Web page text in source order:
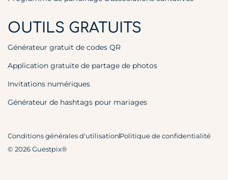
OUTILS GRATUITS
Générateur gratuit de codes QR
Application gratuite de partage de photos
Invitations numériques
Générateur de hashtags pour mariages
© 2026 Guestpix®
Conditions générales d'utilisationPolitique de confidentialité